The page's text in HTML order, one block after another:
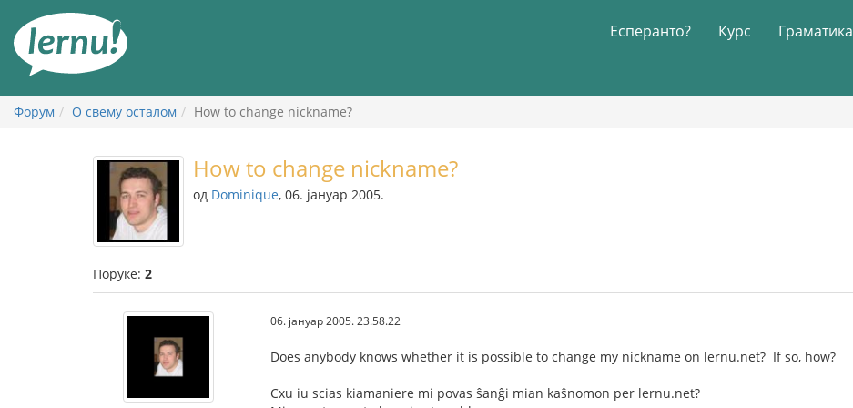
садржају
Есперанто? Курс Граматика
Форум О свему осталом How to change nickname?
How to change nickname?
од Dominique, 06. јануар 2005.
Поруке: 2
06. јануар 2005. 23.58.22
Does anybody knows whether it is possible to change my nickname on lernu.net? If so, how?
Cxu iu scias kiamaniere mi povas ŝanĝi mian kaŝnomon per lernu.net?